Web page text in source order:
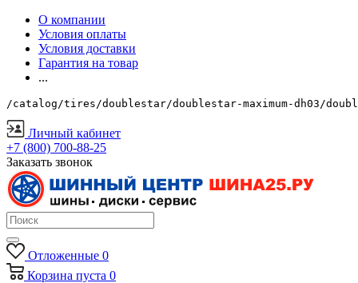
О компании
Условия оплаты
Условия доставки
Гарантия на товар
...
/catalog/tires/doublestar/doublestar-maximum-dh03/
Личный кабинет
+7 (800) 700-88-25
Заказать звонок
Отложенные 0
Корзина пуста 0